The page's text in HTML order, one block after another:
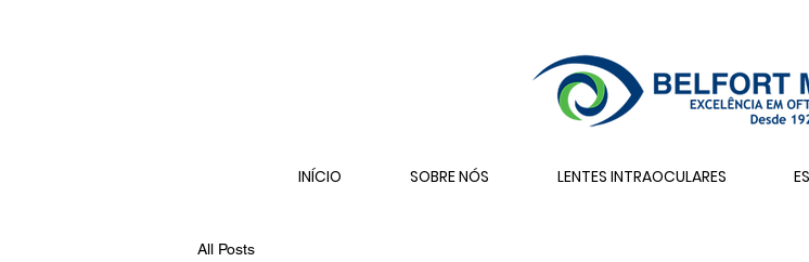
INÍCIO SOBRE NÓS LENTES INTRAOCULARES
All Posts